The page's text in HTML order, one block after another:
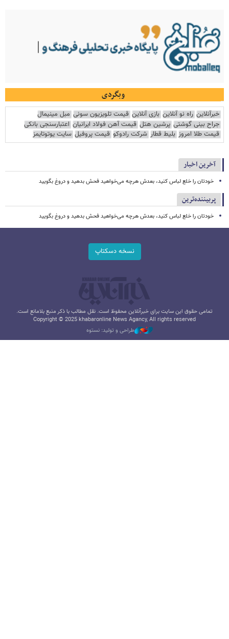
وبگردی
خبرآنلاین راه نو آنلاین بازی آنلاین قیمت تلویزیون سونی مبل مینیمال
جراح بینی گوشتی پرشین هتل قیمت آهن فولاد ایرانیان اعتبارسنجی بانکی
قیمت طلا امروز بلیط قطار شرکت رادوکو قیمت پروفیل سایت یوتوتایمز
آخرین اخبار
خودتان را خلع لباس کنید، بعدش هرچه می‌خواهید فحش بدهید و دروغ بگویید
پربیننده‌ترین
خودتان را خلع لباس کنید، بعدش هرچه می‌خواهید فحش بدهید و دروغ بگویید
نسخه دسکتاپ
تمامی حقوق این سایت برای خبرآنلاین محفوظ است. نقل مطالب با ذکر منبع بلامانع است.
Copyright © 2025 khabaronline News Agancy, All rights reserved
طراحی و تولید: نستوه